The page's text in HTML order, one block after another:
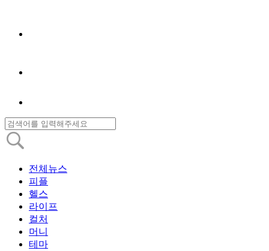
전체뉴스
피플
헬스
라이프
컬처
머니
테마